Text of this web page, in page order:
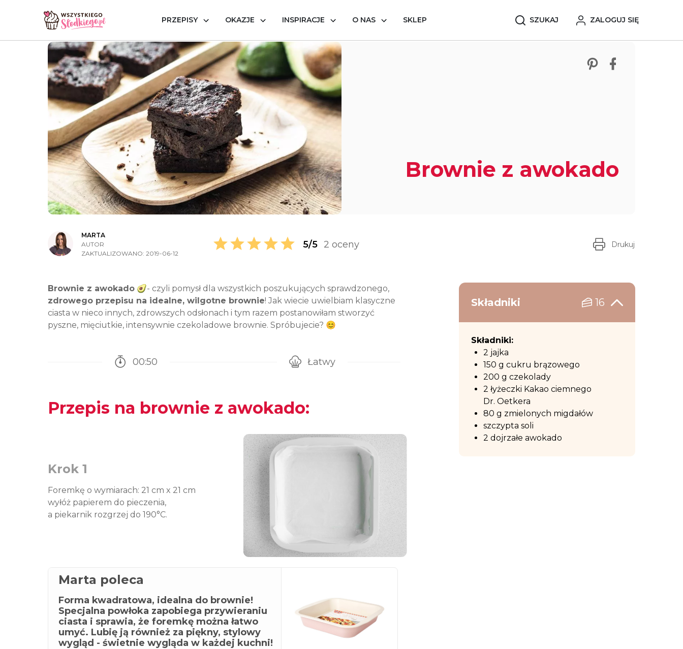
PRZEPISY OKAZJE INSPIRACJE O NAS SKLEP SZUKAJ ZALOGUJ SIĘ
Strona główna Przepisy Bez glutenu Brownie z awokado
Brownie z awokado
Zobacz nasze
Udostępnij
MARTA
AUTOR
ZAKTUALIZOWANO: 2019-06-12
5/5 2 oceny Drukuj
Brownie z awokado 🥑- czyli pomysł dla wszystkich poszukujących sprawdzonego,
zdrowego przepisu na idealne, wilgotne brownie! Jak wiecie uwielbiam klasyczne
ciasta w nieco innych, zdrowszych odsłonach i tym razem postanowiłam stworzyć
pyszne, mięciutkie, intensywnie czekoladowe brownie. Spróbujecie? 😊
00:50
Łatwy
Składniki 16
Składniki:
2 jajka
150 g cukru brązowego
200 g czekolady
2 łyżeczki Kakao ciemnego
Dr. Oetkera
80 g zmielonych migdałów
szczypta soli
2 dojrzałe awokado
Przepis na brownie z awokado:
Krok 1
Foremkę o wymiarach: 21 cm x 21 cm
wyłóż papierem do pieczenia,
a piekarnik rozgrzej do 190°C.
Marta poleca
Forma kwadratowa, idealna do brownie!
Specjalna powłoka zapobiega przywieraniu
ciasta i sprawia, że foremkę można łatwo
umyć. Lubię ją również za piękny, stylowy
wygląd - świetnie wygląda w każdej kuchni!